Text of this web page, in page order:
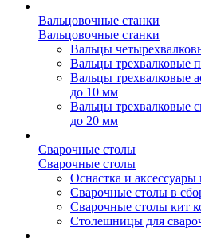
Вальцовочные станки
Вальцовочные станки
Вальцы
Вальцы трехвалковые
Вальцы трехвалковые
до 10 мм
Вальцы трехвалковые
до 20 мм
Сварочные столы
Сварочные столы
Оснастка и
Сварочные столы в
Сварочные столы кит
Столешницы для